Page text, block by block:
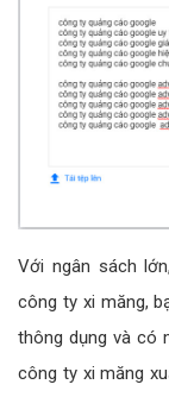
Với ngân sách
công ty xi măng,
thông dụng và có
công ty xi măng